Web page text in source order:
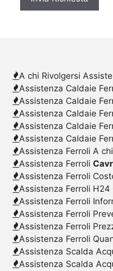
A chi Rivolgersi
Assistenza Caldaie
Assistenza Caldaie
Assistenza Caldaie
Assistenza Caldaie
Assistenza Caldaie
Assistenza Ferroli A
Assistenza Ferroli
Assistenza Ferroli
Assistenza Ferroli H24
Assistenza Ferroli
Assistenza Ferroli
Assistenza Ferroli
Assistenza Ferroli
Assistenza Scalda
Assistenza Scalda